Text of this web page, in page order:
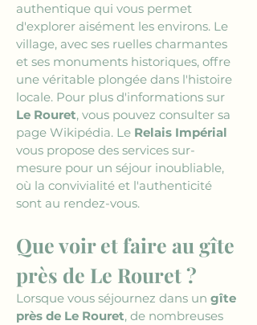
authentique qui vous permet
d'explorer aisément les environs. Le
village, avec ses ruelles charmantes
et ses monuments historiques, offre
une véritable plongée dans l'histoire
locale. Pour plus d'informations sur
Le Rouret, vous pouvez consulter sa
page Wikipédia. Le Relais Impérial
vous propose des services sur-
mesure pour un séjour inoubliable,
où la convivialité et l'authenticité
sont au rendez-vous.
Que voir et faire au gîte
près de Le Rouret ?
Lorsque vous séjournez dans un gîte
près de Le Rouret, de nombreuses